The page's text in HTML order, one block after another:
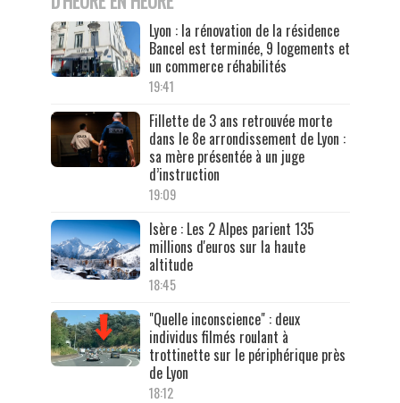
Lyon : la rénovation de la résidence
Bancel est terminée, 9 logements et
un commerce réhabilités
19:41
Fillette de 3 ans retrouvée morte
dans le 8e arrondissement de Lyon :
sa mère présentée à un juge
d’instruction
19:09
Isère : Les 2 Alpes parient 135
millions d'euros sur la haute
altitude
18:45
"Quelle inconscience" : deux
individus filmés roulant à
trottinette sur le périphérique près
de Lyon
18:12